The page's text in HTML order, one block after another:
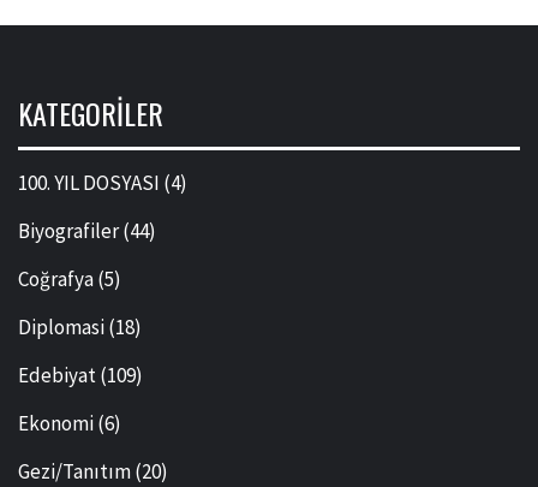
KATEGORILER
100. YIL DOSYASI (4)
Biyografiler(44)
Coğrafya(5)
Diplomasi(18)
Edebiyat(109)
Ekonomi(6)
Gezi/Tanıtım(20)